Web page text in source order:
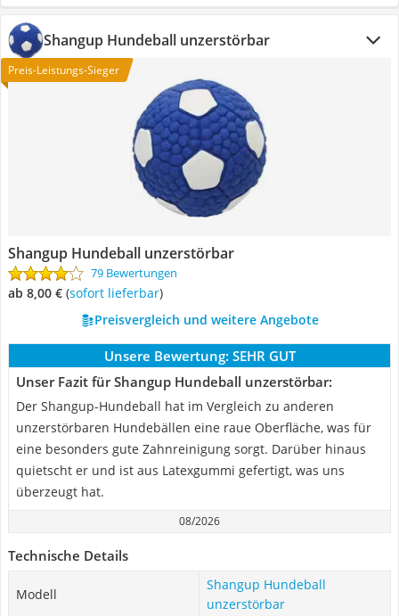
Shangup Hundeball unzerstörbar
Preis-Leistungs-Sieger
Shangup Hundeball unzerstörbar
79 Bewertungen
ab 8,00 € ( Sofort lieferbar)
Preisvergleich und weitere Angebote
Unsere Bewertung: SEHR GUT
Unser Fazit für Shangup Hundeball unzerstörbar:
Der Shangup-Hundeball hat im Vergleich zu anderen
unzerstörbaren Hundebällen eine raue Oberfläche, was für
eine besonders gute Zahnreinigung sorgt. Darüber hinaus
quietscht er und ist aus Latexgummi gefertigt, was uns
überzeugt hat.
08/2026
Technische Details
Modell
Shangup Hundeball
unzerstörbar